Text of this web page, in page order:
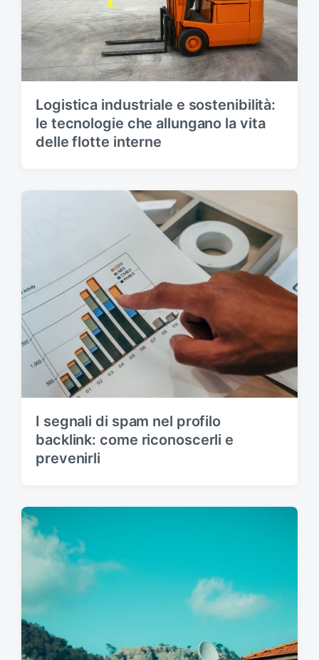
Logistica industriale e sostenibilità:
le tecnologie che allungano la vita
delle flotte interne
I segnali di spam nel profilo
backlink: come riconoscerli e
prevenirli